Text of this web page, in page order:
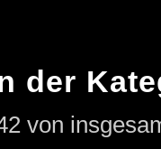
der
von